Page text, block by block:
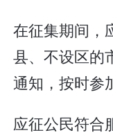
在征集期间，
县、不设区的
通知，按时参
应征公民符合